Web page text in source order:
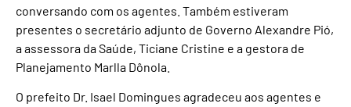
conversando com os agentes. Também estiveram
presentes o secretário adjunto de Governo Alexandre Pió,
a assessora da Saúde, Ticiane Cristine e a gestora de
Planejamento Marlla Dônola.
O prefeito Dr. Isael Domingues agradeceu aos agentes e